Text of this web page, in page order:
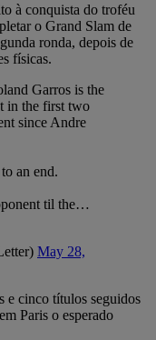
à conquista do troféu
o Grand Slam de
ronda, depois de
físicas.
Garros is the
in the first two
since Andre
an end.
til the…
May 28,
e cinco títulos seguidos
Paris o esperado